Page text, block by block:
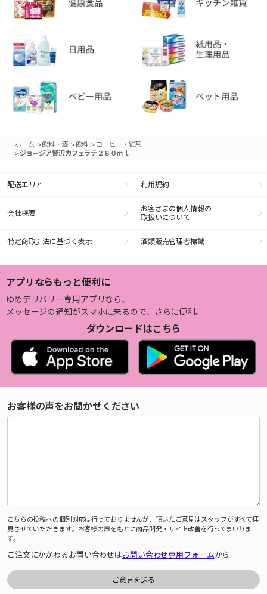
ホーム >飲料・酒 >飲料 > コーヒー・紅茶
> ジョージア贅沢カフェラテ２８０ｍｌ
配送エリア 利用規約
会社概要
お客さまの個人情報の
取扱いについて
特定商取引法に基づく表示 酒類販売管理者標識
アプリならもっと便利に
ゆめデリバリー専用アプリなら、
メッセージの通知がスマホに来るので、さらに便利。
ダウンロードはこちら
お客様の声をお聞かせください
こちらの投稿への個別対応は行っておりませんが、頂いたご意見はスタッフがすべて拝
見させていただきます。お客様の声をもとに商品開発・サイト改善を行ってまいりま
す。
ご注文にかかわるお問い合わせはお問い合わせ専用フォームから